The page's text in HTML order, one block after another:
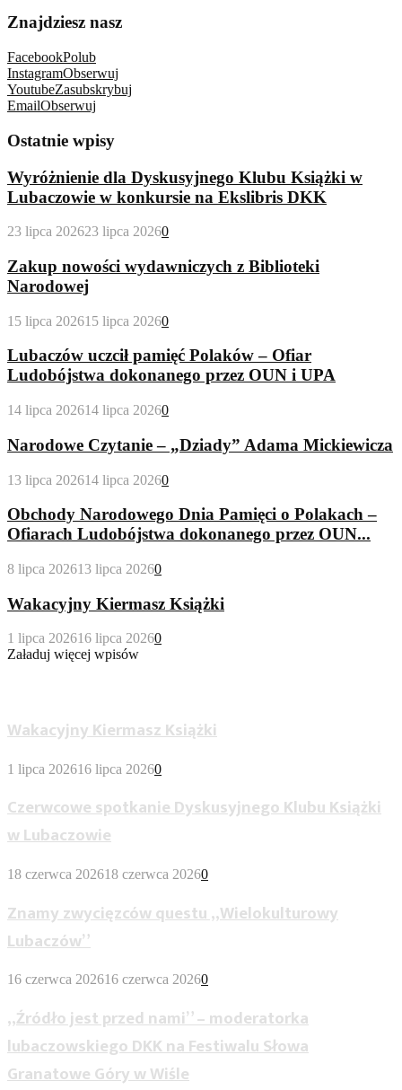
Znajdziesz nasz
FacebookPolub
InstagramObserwuj
YoutubeZasubskrybuj
EmailObserwuj
Ostatnie wpisy
Wyróżnienie dla Dyskusyjnego Klubu Książki w
Lubaczowie w konkursie na Ekslibris DKK
23 lipca 202623 lipca 20260
Zakup nowości wydawniczych z Biblioteki
Narodowej
15 lipca 202615 lipca 20260
Lubaczów uczcił pamięć Polaków – Ofiar
Ludobójstwa dokonanego przez OUN i UPA
14 lipca 202614 lipca 20260
Narodowe Czytanie – „Dziady” Adama Mickiewicza
13 lipca 202614 lipca 20260
Obchody Narodowego Dnia Pamięci o Polakach –
Ofiarach Ludobójstwa dokonanego przez OUN...
8 lipca 202613 lipca 20260
Wakacyjny Kiermasz Książki
1 lipca 202616 lipca 20260
Załaduj więcej wpisów
Wakacyjny Kiermasz Książki
1 lipca 202616 lipca 20260
Czerwcowe spotkanie Dyskusyjnego Klubu Książki
w Lubaczowie
18 czerwca 202618 czerwca 20260
Znamy zwycięzców questu „Wielokulturowy
Lubaczów”
16 czerwca 202616 czerwca 20260
„Źródło jest przed nami” – moderatorka
lubaczowskiego DKK na Festiwalu Słowa
Granatowe Góry w Wiśle